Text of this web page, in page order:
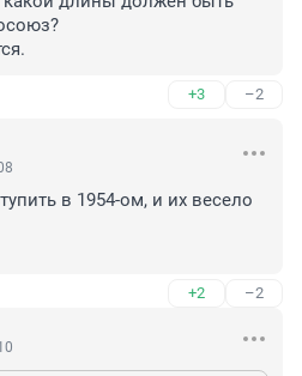
+3 –2
в 1954-ом, и их весело
+2 –2